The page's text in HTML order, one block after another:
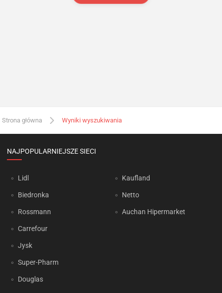
Strona główna Wyniki wyszukiwania
NAJPOPULARNIEJSZE SIECI
Lidl
Biedronka
Rossmann
Carrefour
Jysk
Super-Pharm
Douglas
Kaufland
Netto
Auchan Hipermarket